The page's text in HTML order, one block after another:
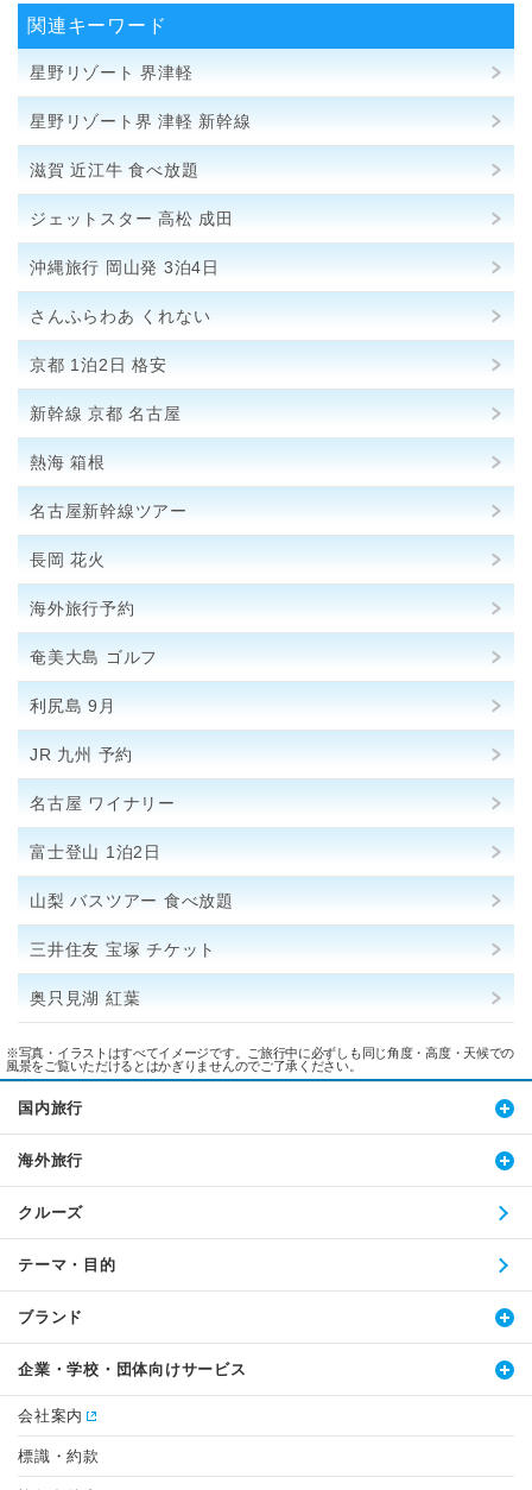
関連キーワード
星野リゾート 界津軽
星野リゾート界 津軽 新幹線
滋賀 近江牛 食べ放題
ジェットスター 高松 成田
沖縄旅行 岡山発 3泊4日
さんふらわあ くれない
京都 1泊2日 格安
新幹線 京都 名古屋
熱海 箱根
名古屋新幹線ツアー
長岡 花火
海外旅行予約
奄美大島 ゴルフ
利尻島 9月
JR 九州 予約
名古屋 ワイナリー
富士登山 1泊2日
山梨 バスツアー 食べ放題
三井住友 宝塚 チケット
奥只見湖 紅葉
※写真・イラストはすべてイメージです。ご旅行中に必ずしも同じ角度・高度・天候での
風景をご覧いただけるとはかぎりませんのでご了承ください。
国内旅行
海外旅行
クルーズ
テーマ・目的
ブランド
企業・学校・団体向けサービス
会社案内
標識・約款